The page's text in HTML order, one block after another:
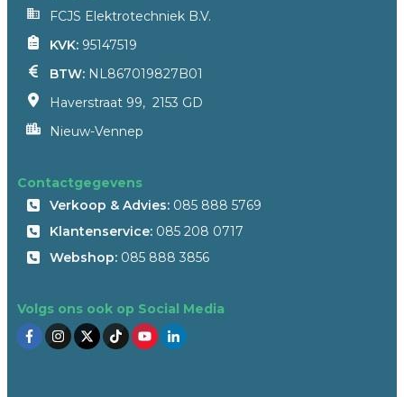
FCJS Elektrotechniek B.V.
KVK: 95147519
BTW: NL867019827B01
Haverstraat 99, 2153 GD
Nieuw-Vennep
Contactgegevens
Verkoop & Advies: 085 888 5769
Klantenservice: 085 208 0717
Webshop: 085 888 3856
Volgs ons ook op Social Media